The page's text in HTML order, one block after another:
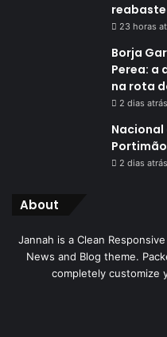
23 horas
Borja
Perea: a
na rota
2 dias atrás
Nacional
2 dias atrás
About
Jannah is a Clean
News and Blog theme.
completely customize